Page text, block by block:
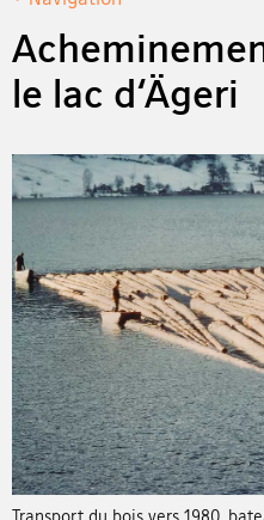
le lac d‘Ägeri
Transport du bois vers 1980,